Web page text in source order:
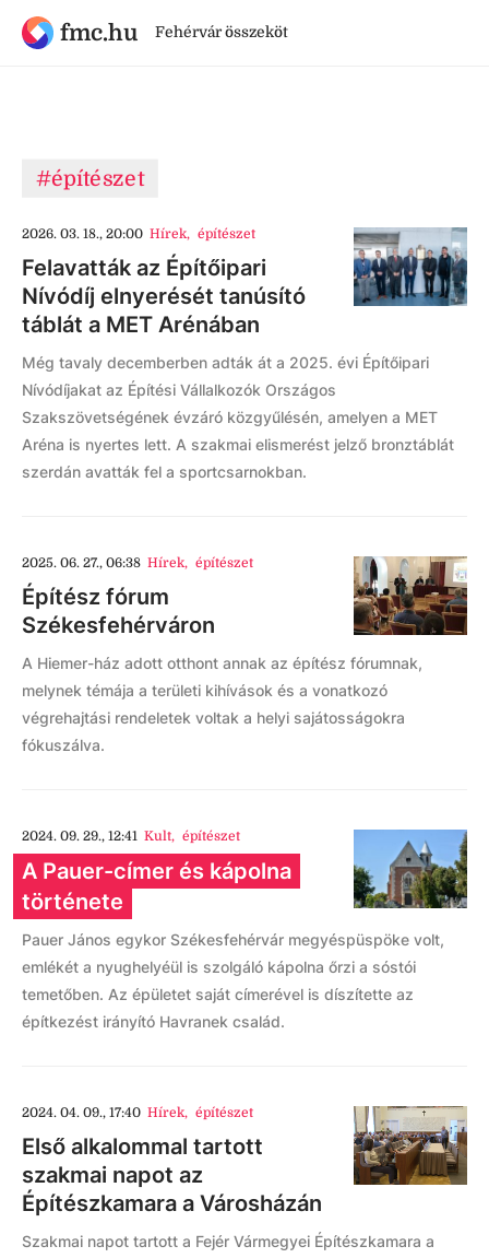
fmc.hu Fehérvár összeköt
#építészet
2026. 03. 18., 20:00 Hírek, építészet
Felavatták az Építőipari
Nívódíj elnyerését tanúsító
táblát a MET Arénában
Még tavaly decemberben adták át a 2025. évi Építőipari
Nívódíjakat az Építési Vállalkozók Országos
Szakszövetségének évzáró közgyűlésén, amelyen a MET
Aréna is nyertes lett. A szakmai elismerést jelző bronztáblát
szerdán avatták fel a sportcsarnokban.
2025. 06. 27., 06:38 Hírek, építészet
Építész fórum
Székesfehérváron
A Hiemer-ház adott otthont annak az építész fórumnak,
melynek témája a területi kihívások és a vonatkozó
végrehajtási rendeletek voltak a helyi sajátosságokra
fókuszálva.
2024. 09. 29., 12:41 Kult, építészet
A Pauer-címer és kápolna
története
Pauer János egykor Székesfehérvár megyéspüspöke volt,
emlékét a nyughelyéül is szolgáló kápolna őrzi a sóstói
temetőben. Az épületet saját címerével is díszítette az
építkezést irányító Havranek család.
2024. 04. 09., 17:40 Hírek, építészet
Első alkalommal tartott
szakmai napot az
Építészkamara a Városházán
Szakmai napot tartott a Fejér Vármegyei Építészkamara a